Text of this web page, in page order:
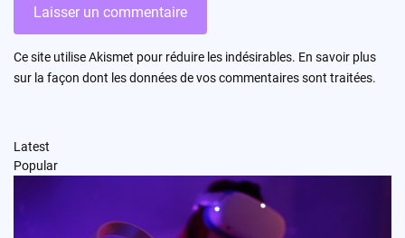
Ce site utilise Akismet pour réduire les indésirables. En savoir plus
sur la façon dont les données de vos commentaires sont traitées.
Latest
Popular